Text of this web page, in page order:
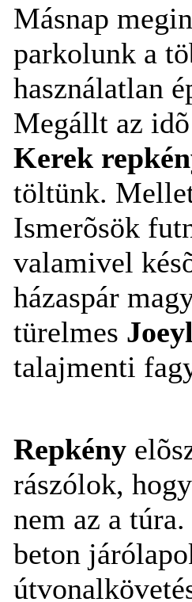
Másnap
parkolunk a
használatlan
Megállt az
Kerek
töltünk.
Ismerõsök
valamivel
házaspár
türelmes
talajmenti
Repkény
rászólok,
nem az a
beton